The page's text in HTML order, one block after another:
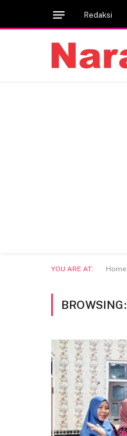
Redaksi
YOU ARE AT: Home
BROWSING: